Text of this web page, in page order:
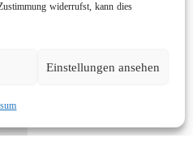
widerrufst, kann dies
Einstellungen ansehen